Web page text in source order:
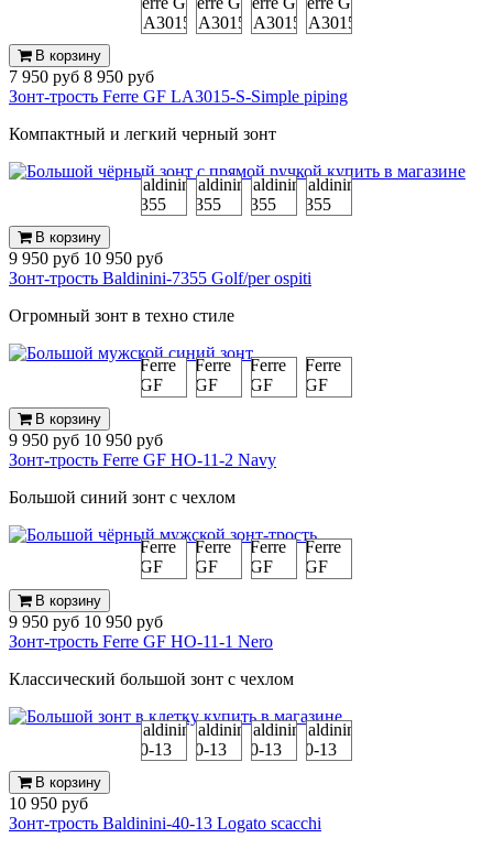
В корзину
7 950 руб 8 950 руб
Зонт-трость Ferre GF LA3015-S-Simple piping
Компактный и легкий черный зонт
В корзину
9 950 руб 10 950 руб
Зонт-трость Baldinini-7355 Golf/per ospiti
Огромный зонт в техно стиле
В корзину
9 950 руб 10 950 руб
Зонт-трость Ferre GF HO-11-2 Navy
Большой синий зонт с чехлом
В корзину
9 950 руб 10 950 руб
Зонт-трость Ferre GF HO-11-1 Nero
Классический большой зонт с чехлом
В корзину
10 950 руб
Зонт-трость Baldinini-40-13 Logato scacchi